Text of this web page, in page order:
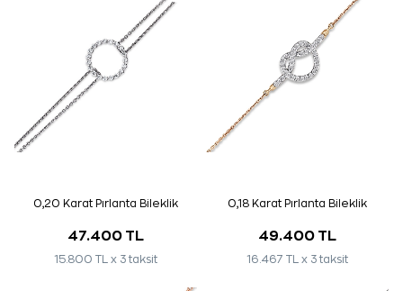
0,20 Karat Pırlanta Bileklik
47.400 TL
15.800 TL x 3 taksit
0,18 Karat Pırlanta Bileklik
49.400 TL
16.467 TL x 3 taksit